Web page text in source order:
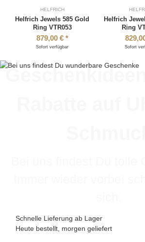
HELFRICH
Helfrich Jewels 585 Gold
Ring VTR053
879,00 € *
Sofort verfügbar
Helfrich
Ring
Sofort
Geschenkideen
Schnelle Lieferung ab Lager
Heute bestellt, morgen geliefert